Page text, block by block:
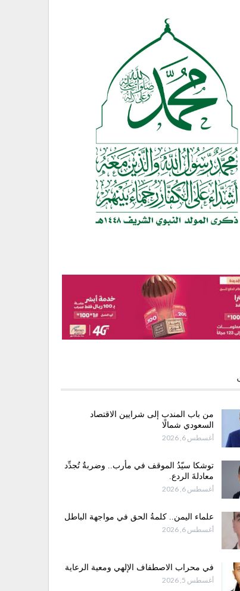
من باب المندب إلى شرايين الاقتصاد
السعودي شمالًا
أغسطس 6, 2026
توشكا سيّدُ الموقف في مأرب.. وضربةٌ تُجدِّد
معادلةَ الردع.
أغسطس 6, 2026
علماء اليمن.. كلمةُ الحق في مواجهة الباطل
أغسطس 6, 2026
في محراب الاصطفاف الإلهي ومعية الرعاية
أغسطس 5, 2026